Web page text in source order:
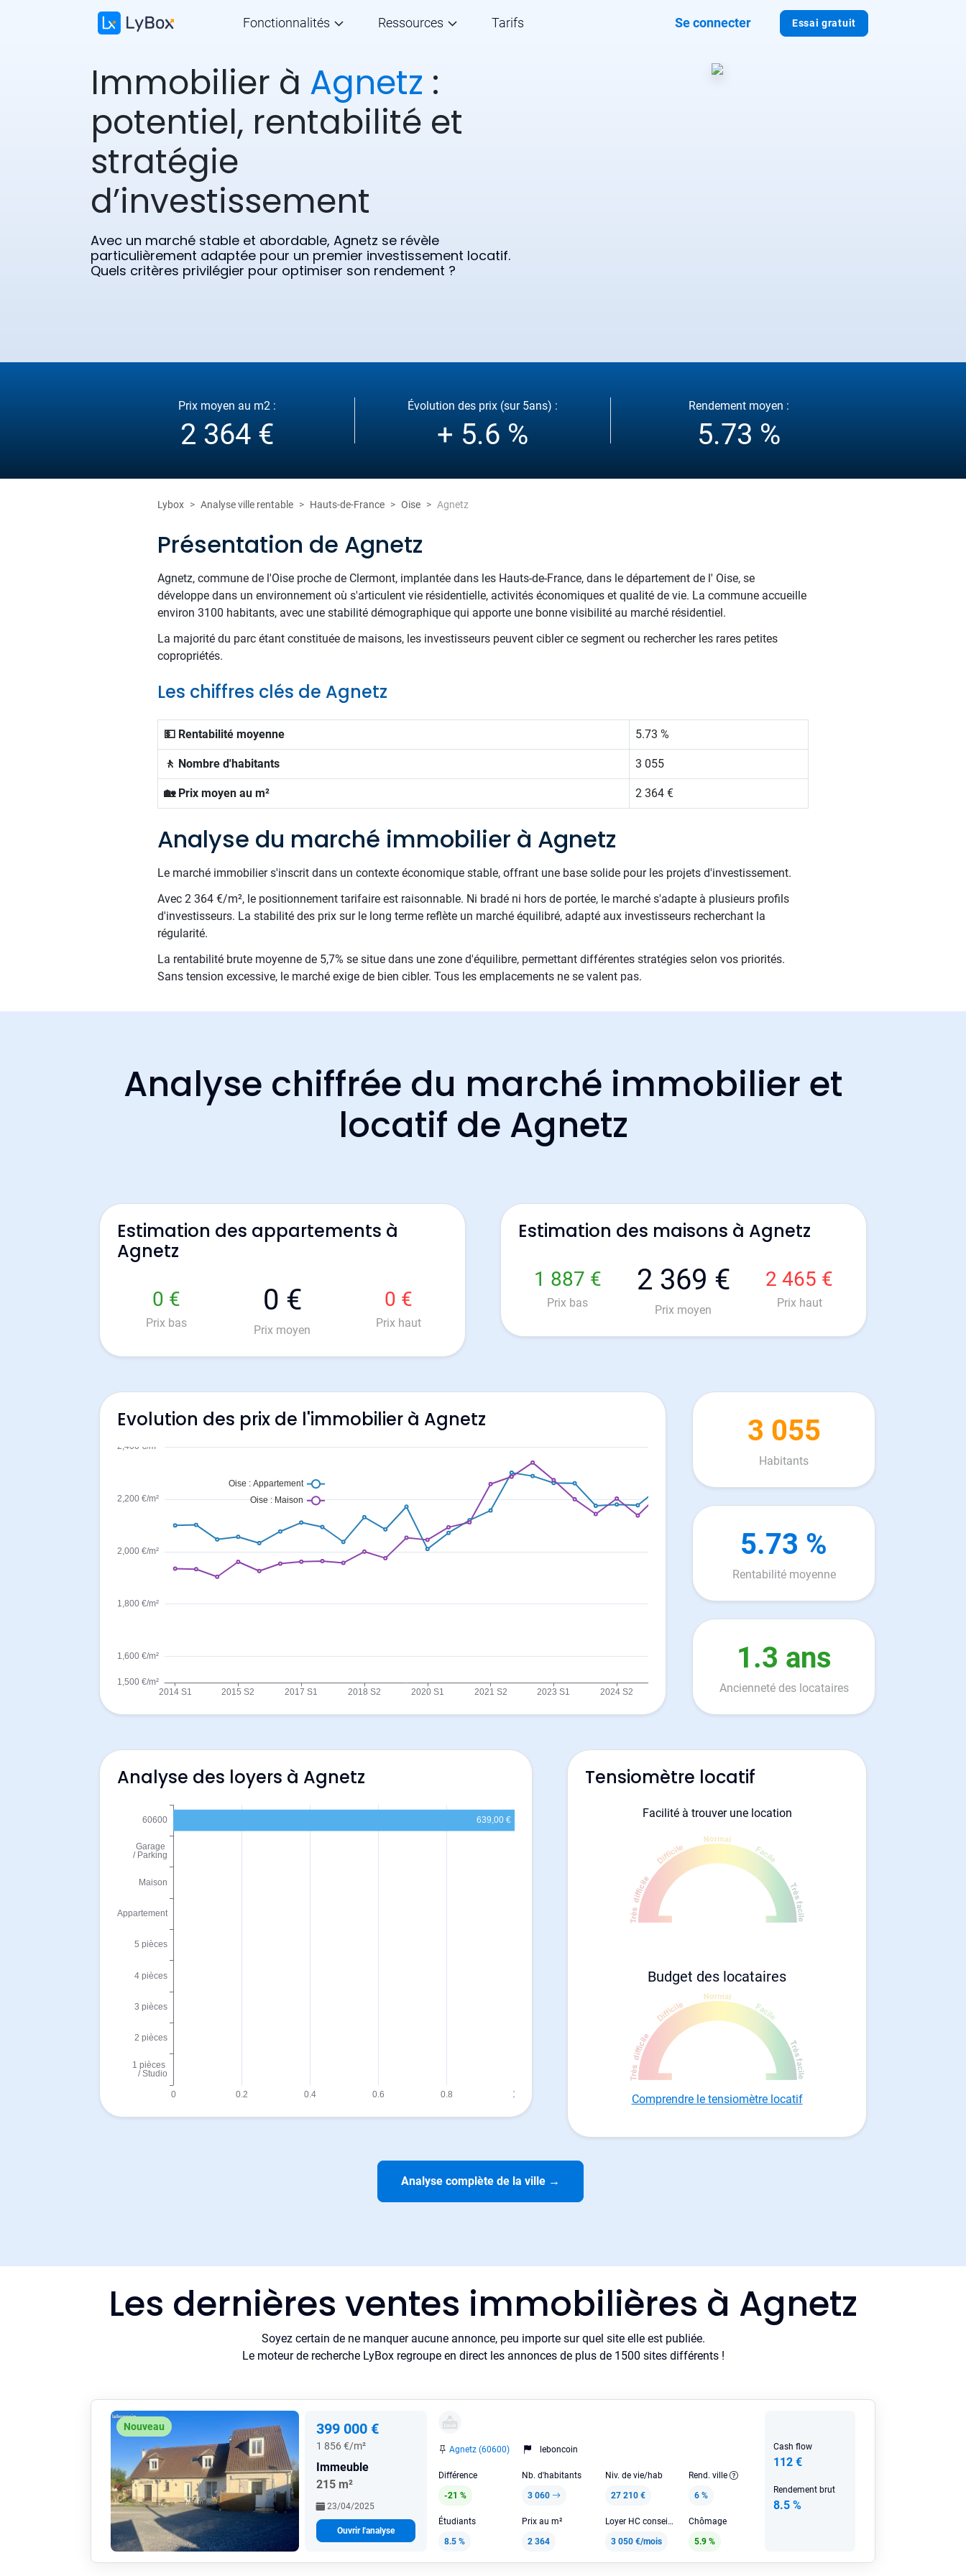
Essai gratuit
Fonctionnalités Ressources Tarifs Se connecter
Immobilier à Agnetz :
potentiel, rentabilité et
stratégie
d’investissement
Avec un marché stable et abordable, Agnetz se révèle
particulièrement adaptée pour un premier investissement locatif.
Quels critères privilégier pour optimiser son rendement ?
Prix moyen au m2 :
2 364 €
Évolution des prix (sur 5ans) :
+ 5.6 %
Rendement moyen :
5.73 %
Lybox Analyse ville rentable Hauts-de-France Oise Agnetz
Présentation de Agnetz
Agnetz, commune de l'Oise proche de Clermont, implantée dans les Hauts-de-France, dans le département de l' Oise, se
développe dans un environnement où s'articulent vie résidentielle, activités économiques et qualité de vie. La commune accueille
environ 3100 habitants, avec une stabilité démographique qui apporte une bonne visibilité au marché résidentiel.
La majorité du parc étant constituée de maisons, les investisseurs peuvent cibler ce segment ou rechercher les rares petites
copropriétés.
Les chiffres clés de Agnetz
💵 Rentabilité moyenne 5.73 %
🚶 Nombre d'habitants 3 055
🏡 Prix moyen au m² 2 364 €
Analyse du marché immobilier à Agnetz
Le marché immobilier s'inscrit dans un contexte économique stable, offrant une base solide pour les projets d'investissement.
Avec 2 364 €/m², le positionnement tarifaire est raisonnable. Ni bradé ni hors de portée, le marché s'adapte à plusieurs profils
d'investisseurs. La stabilité des prix sur le long terme reflète un marché équilibré, adapté aux investisseurs recherchant la
régularité.
La rentabilité brute moyenne de 5,7% se situe dans une zone d'équilibre, permettant différentes stratégies selon vos priorités.
Sans tension excessive, le marché exige de bien cibler. Tous les emplacements ne se valent pas.
Analyse chiffrée du marché immobilier et
locatif de Agnetz
Estimation des appartements à
Agnetz
0 €
Prix bas
0 €
Prix moyen
0 €
Prix haut
Estimation des maisons à Agnetz
1 887 €
Prix bas
2 369 €
Prix moyen
2 465 €
Prix haut
Evolution des prix de l'immobilier à Agnetz 3 055
Habitants
5.73 %
Rentabilité moyenne
1.3 ans
Ancienneté des locataires
Analyse des loyers à Agnetz Tensiomètre locatif
Facilité à trouver une location
Budget des locataires
Comprendre le tensiomètre locatif
Analyse complète de la ville →
Les dernières ventes immobilières à Agnetz
Soyez certain de ne manquer aucune annonce, peu importe sur quel site elle est publiée.
Le moteur de recherche LyBox regroupe en direct les annonces de plus de 1500 sites différents !
Nouveau 399 000 €
1 856 €/m²
Immeuble
215 m²
23/04/2025
Ouvrir l'analyse
Agnetz (60600) leboncoin
Différence
-21 %
Nb. d'habitants
3 060
Niv. de vie/hab
27 210 €
Rend. ville
6 %
Étudiants
8.5 %
Prix au m²
2 364
Loyer HC conseillé
3 050 €/mois
Chômage
5.9 %
Cash flow
112 €
Rendement brut
8.5 %